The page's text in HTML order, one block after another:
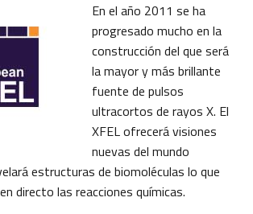
En el año 2011 se ha
progresado mucho en la
construcción del que será
la mayor y más brillante
fuente de pulsos
ultracortos de rayos X. El
XFEL ofrecerá visiones
nuevas del mundo
estructuras de biomoléculas lo que
directo las reacciones químicas.